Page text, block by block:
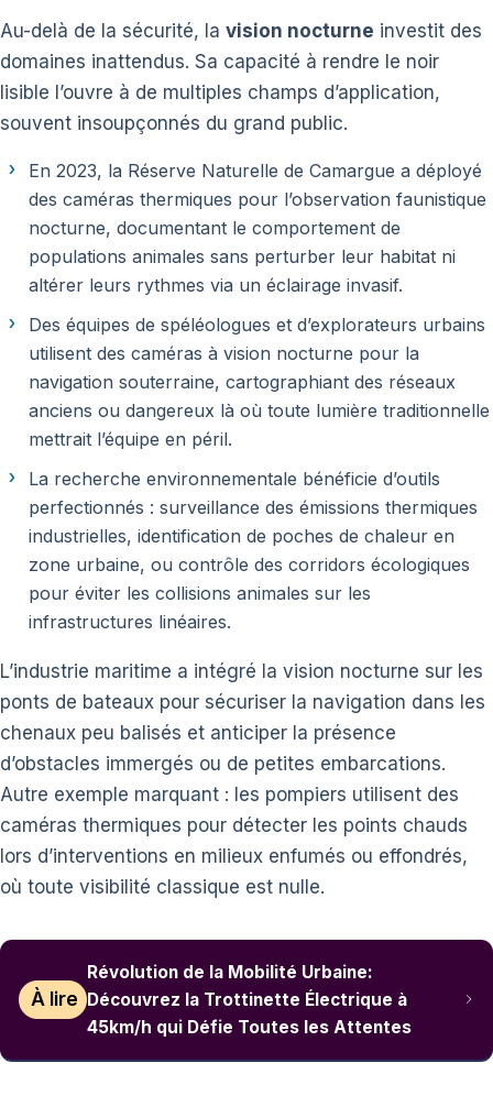
Au-delà de la sécurité, la vision nocturne investit des
domaines inattendus. Sa capacité à rendre le noir
lisible l’ouvre à de multiples champs d’application,
souvent insoupçonnés du grand public.
En 2023, la Réserve Naturelle de Camargue a déployé
des caméras thermiques pour l’observation faunistique
nocturne, documentant le comportement de
populations animales sans perturber leur habitat ni
altérer leurs rythmes via un éclairage invasif.
Des équipes de spéléologues et d’explorateurs urbains
utilisent des caméras à vision nocturne pour la
navigation souterraine, cartographiant des réseaux
anciens ou dangereux là où toute lumière traditionnelle
mettrait l’équipe en péril.
La recherche environnementale bénéficie d’outils
perfectionnés : surveillance des émissions thermiques
industrielles, identification de poches de chaleur en
zone urbaine, ou contrôle des corridors écologiques
pour éviter les collisions animales sur les
infrastructures linéaires.
L’industrie maritime a intégré la vision nocturne sur les
ponts de bateaux pour sécuriser la navigation dans les
chenaux peu balisés et anticiper la présence
d’obstacles immergés ou de petites embarcations.
Autre exemple marquant : les pompiers utilisent des
caméras thermiques pour détecter les points chauds
lors d’interventions en milieux enfumés ou effondrés,
où toute visibilité classique est nulle.
À lire
Révolution de la Mobilité Urbaine:
Découvrez la Trottinette Électrique à
45km/h qui Défie Toutes les Attentes